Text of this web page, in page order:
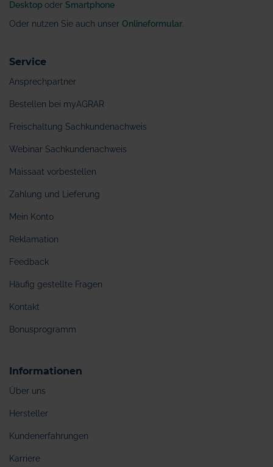
Desktop oder Smartphone
Oder nutzen Sie auch unser Onlineformular
Service
Ansprechpartner
Bestellen bei myAGRAR
Freischaltung Sachkundenachweis
Webinar Sachkundenachweis
Maissaat vorbestellen
Zahlung und Lieferung
Mein Konto
Reklamation
Feedback
Häufig gestellte Fragen
Kontakt
Bonusprogramm
Informationen
Über uns
Hersteller
Kundenerfahrungen
Karriere